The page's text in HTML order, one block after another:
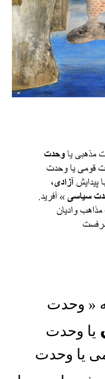
« وحدت
یا وحدت
یا وحدت